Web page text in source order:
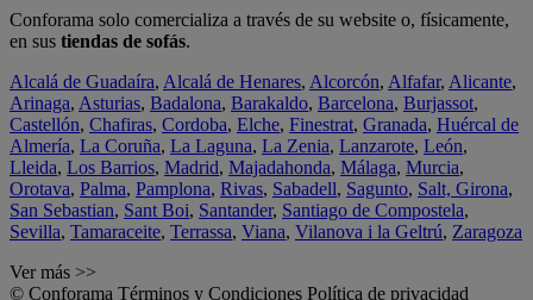
Conforama solo comercializa a través de su website o, físicamente,
en sus tiendas de sofás.
Alcalá de Guadaíra, Alcalá de Henares, Alcorcón, Alfafar, Alicante,
Arinaga, Asturias, Badalona, Barakaldo, Barcelona, Burjassot,
Castellón, Chafiras, Cordoba, Elche, Finestrat, Granada, Huércal de
Almería, La Coruña, La Laguna, La Zenia, Lanzarote, León,
Lleida, Los Barrios, Madrid, Majadahonda, Málaga, Murcia,
Orotava, Palma, Pamplona, Rivas, Sabadell, Sagunto, Salt, Girona,
San Sebastian, Sant Boi, Santander, Santiago de Compostela,
Sevilla, Tamaraceite, Terrassa, Viana, Vilanova i la Geltrú, Zaragoza
Ver más >>
© Conforama Términos y Condiciones Política de privacidad